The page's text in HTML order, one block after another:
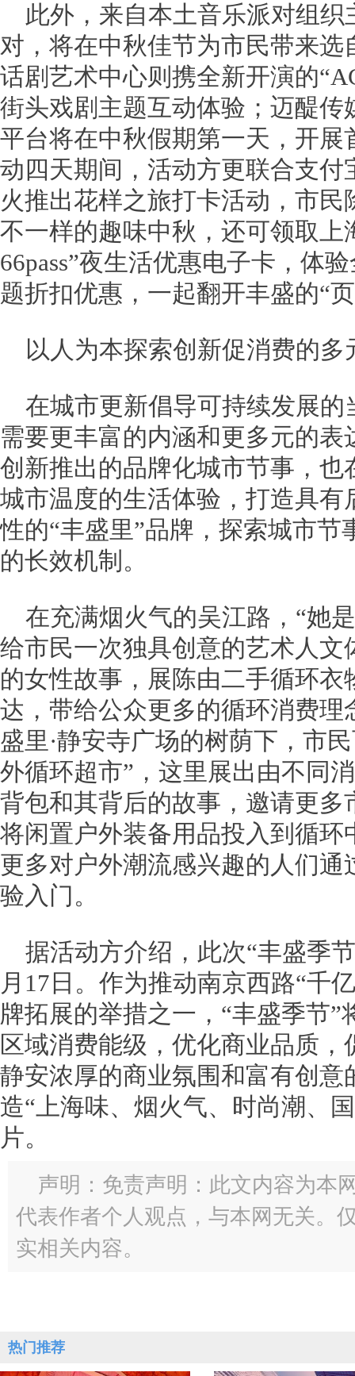
此外，来自本土音乐派对组
对，将在中秋佳节为市民带来
话剧艺术中心则携全新开演的
街头戏剧主题互动体验；迈醍
平台将在中秋假期第一天，开
动四天期间，活动方更联合支
火推出花样之旅打卡活动，市
不一样的趣味中秋，还可领取上
66pass”夜生活优惠电子卡，体
题折扣优惠，一起翻开丰盛的“
以人为本探索创新促消费的多
在城市更新倡导可持续发展
需要更丰富的内涵和更多元的表
创新推出的品牌化城市节事，
城市温度的生活体验，打造具
性的“丰盛里”品牌，探索城市
的长效机制。
在充满烟火气的吴江路，“她
给市民一次独具创意的艺术人
的女性故事，展陈由二手循环
达，带给公众更多的循环消费
盛里·静安寺广场的树荫下，市
外循环超市”，这里展出由不同
背包和其背后的故事，邀请更
将闲置户外装备用品投入到循
更多对户外潮流感兴趣的人们
验入门。
据活动方介绍，此次“丰盛季
月17日。作为推动南京西路“千
牌拓展的举措之一，“丰盛季节
区域消费能级，优化商业品质
静安浓厚的商业氛围和富有创意
造“上海味、烟火气、时尚潮、
片。
声明：免责声明：此文内容为本
代表作者个人观点，与本网无关。
实相关内容。
热门推荐